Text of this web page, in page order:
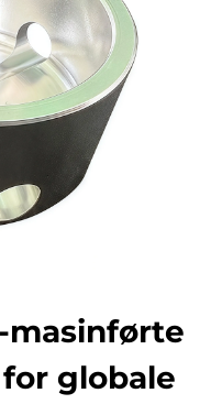
masinførte
globale